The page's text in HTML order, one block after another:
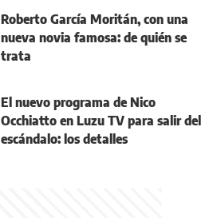
Roberto García Moritán, con una
nueva novia famosa: de quién se
trata
El nuevo programa de Nico
Occhiatto en Luzu TV para salir del
escándalo: los detalles